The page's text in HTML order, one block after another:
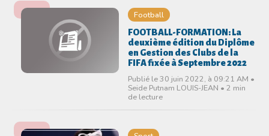
Football
FOOTBALL-FORMATION: La
deuxième édition du Diplôme
en Gestion des Clubs de la
FIFA fixée à Septembre 2022
Publié le 30 juin 2022, à 09:21 AM •
Seide Putnam LOUIS-JEAN • 2 min
de lecture